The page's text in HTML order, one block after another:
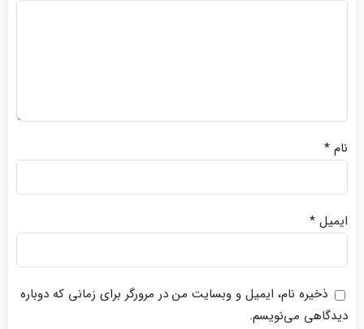
نام *
ایمیل *
ذخیره نام، ایمیل و وبسایت من در مرورگر برای زمانی که دوباره
دیدگاهی می‌نویسم.